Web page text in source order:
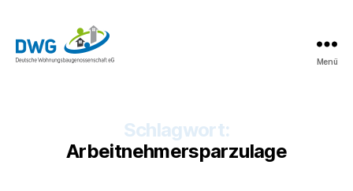
Menü
Schlagwort:
Arbeitnehmersparzulage